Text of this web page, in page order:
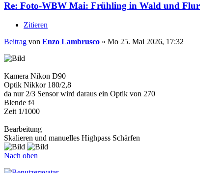
Re: Foto-WBW Mai: Frühling in Wald und Flur
Zitieren
Beitrag von Enzo Lambrusco » Mo 25. Mai 2026, 17:32
Kamera Nikon D90
Optik Nikkor 180/2,8
da nur 2/3 Sensor wird daraus ein Optik von 270
Blende f4
Zeit 1/1000
Bearbeitung
Skalieren und manuelles Highpass Schärfen
Nach oben